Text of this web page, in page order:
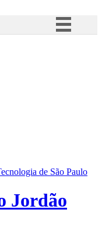
à informação
de São Paulo
Jordão